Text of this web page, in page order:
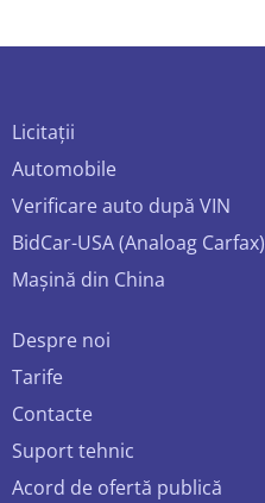
Licitații
Automobile
Verificare auto după VIN
BidCar-USA (Analoag Carfax)
Mașină din China
Despre noi
Tarife
Contacte
Suport tehnic
Acord de ofertă publică